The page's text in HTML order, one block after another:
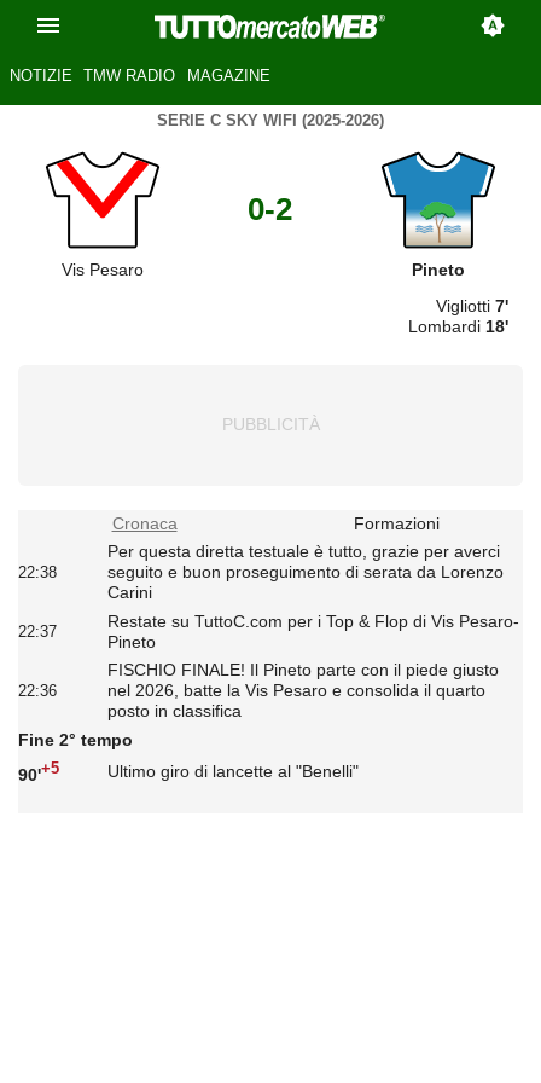
NOTIZIE TMW RADIO MAGAZINE
SERIE C SKY WIFI (2025-2026)
Vis Pesaro
0-2
Pineto
Vigliotti 7'
Lombardi 18'
Cronaca Formazioni
22:38
Per questa diretta testuale è tutto, grazie per averci
seguito e buon proseguimento di serata da Lorenzo
Carini
22:37
Restate su TuttoC.com per i Top & Flop di Vis Pesaro-
Pineto
22:36
FISCHIO FINALE! Il Pineto parte con il piede giusto
nel 2026, batte la Vis Pesaro e consolida il quarto
posto in classifica
Fine 2° tempo
90'+5 Ultimo giro di lancette al "Benelli"